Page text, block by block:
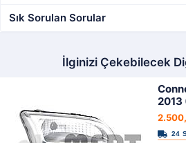
Sık Sorulan Sorular
İlginizi Çekebilecek
2013